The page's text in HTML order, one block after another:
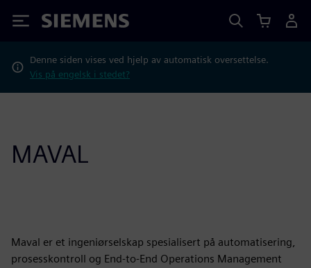
Siemens
Denne siden vises ved hjelp av automatisk oversettelse.
Vis på engelsk i stedet?
MAVAL
Maval er et ingeniørselskap spesialisert på automatisering,
prosesskontroll og End-to-End Operations Management